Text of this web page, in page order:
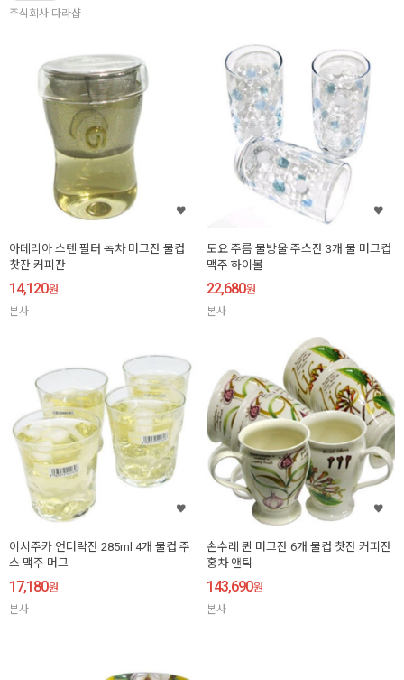
주식회사 다라샵
아데리아 스텐 필터 녹차 머그잔 물컵
찻잔 커피잔
14,120원
본사
도요 주름 물방울 주스잔 3개 물 머그컵
맥주 하이볼
22,680원
본사
이시주카 언더락잔 285ml 4개 물컵 주
스 맥주 머그
17,180원
본사
손수레 퀸 머그잔 6개 물컵 찻잔 커피잔
홍차 앤틱
143,690원
본사